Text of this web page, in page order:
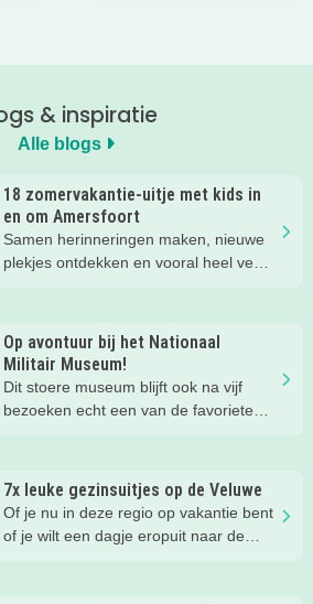
& inspiratie
Alle blogs
18 zomervakantie-uitje met kids in
en om Amersfoort
Samen herinneringen maken, nieuwe
plekjes ontdekken en vooral heel veel
Van spetteren en spelen tot theater,
natuur en stoere activiteiten. Laat je
inspireren door deze leuke zomertips!.
Op avontuur bij het Nationaal
Militair Museum!
Dit stoere museum blijft ook na vijf
bezoeken echt een van de favoriete
ze zo leuk vinden aan het NMM. ‘De
mega coole vliegtuigen overal’, ‘de
stormbaan buiten’, ‘de Xplore’ en het
'zelf in een mini-jeep rijden’. Voor ons
7x leuke gezinsuitjes op de Veluwe
Of je nu in deze regio op vakantie bent
of je wilt een dagje eropuit naar de